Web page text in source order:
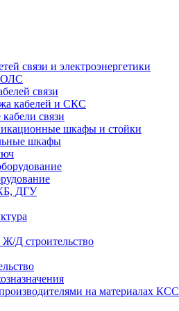
связи и электроэнергетики
связи
кабелей и СКС
связи
шкафы и стойки
шкафы
ДГУ
Д строительство
на материалах КСС